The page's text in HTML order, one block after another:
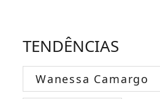
TENDÊNCIAS
Wanessa Camargo